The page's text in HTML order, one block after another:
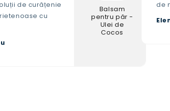
de curățenie
cu
Balsam
pentru păr -
Ulei de
Cocos
de